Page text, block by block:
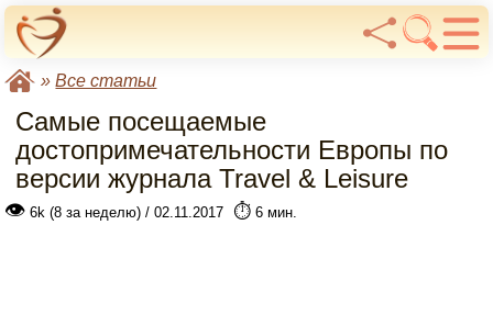
»Все статьи
Самые посещаемые
достопримечательности Европы по
версии журнала Travel & Leisure
👁 6k (8 за неделю) / 02.11.2017 ⏱️ 6 мин.